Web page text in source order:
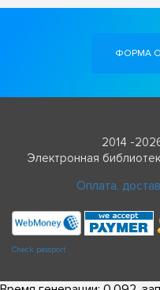
ФОРМА
2014 -
Электронная
Оплата,
Check passport